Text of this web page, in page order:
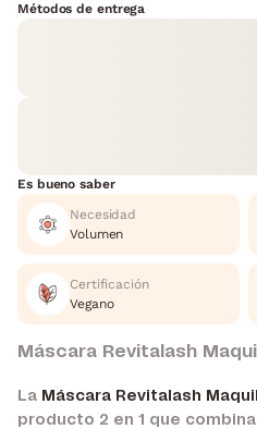
Métodos de entrega
Es bueno saber
Necesidad
Volumen
Certificación
Vegano
Máscara Revitalash
La Máscara Revitalash
producto 2 en 1 que